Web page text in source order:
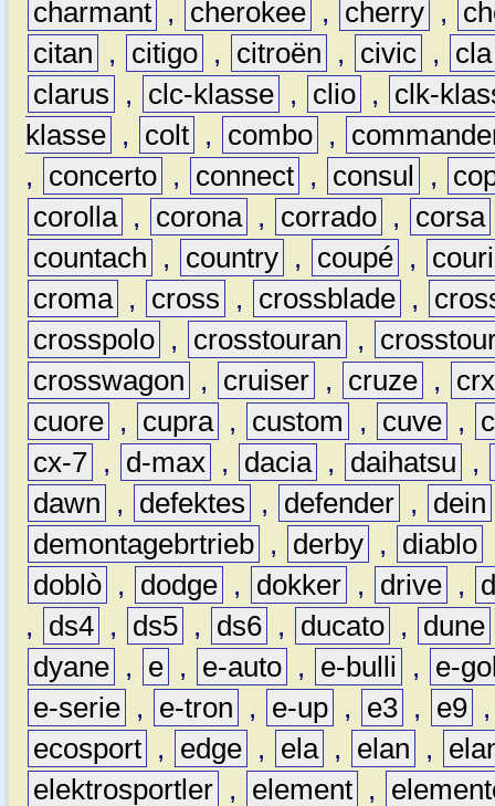
charmant , cherokee , cherry ,
citan
, citigo , citroën , civic ,
cla
clarus
, clc-klasse , clio ,
clk-
klasse , colt , combo ,
,
concerto , connect , consul ,
corolla , corona , corrado , corsa
countach
, country , coupé ,
croma , cross , crossblade ,
crosspolo , crosstouran ,
crosswagon
, cruiser , cruze ,
crx
cuore , cupra , custom , cuve ,
cx-7 , d-max , dacia , daihatsu
,
dawn
, defektes , defender , dein
demontagebrtrieb , derby , diablo
doblò , dodge , dokker , drive ,
,
ds4 , ds5 , ds6 , ducato , dune
dyane , e , e-auto , e-bulli ,
e-
e-serie , e-tron , e-up , e3 , e9
ecosport , edge , ela , elan ,
elektrosportler , element ,